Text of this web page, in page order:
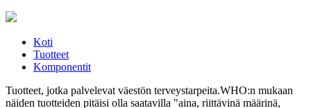
Koti
Tuotteet
Komponentit
Tuotteet, jotka palvelevat väestön terveystarpeita.WHO:n mukaan
näiden tuotteiden pitäisi olla saatavilla "aina, riittävinä määrinä,